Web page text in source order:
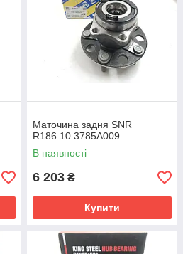
Маточина задня SNR
R186.10 3785A009
В наявності
6 203 ₴
Купити